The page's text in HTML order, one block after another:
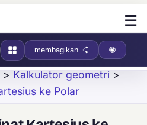
☰
membagikan
> Kalkulator geometri >
ke Polar